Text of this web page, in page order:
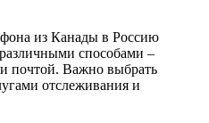
из Канады в Россию
способами –
почтой. Важно выбрать
отслеживания и